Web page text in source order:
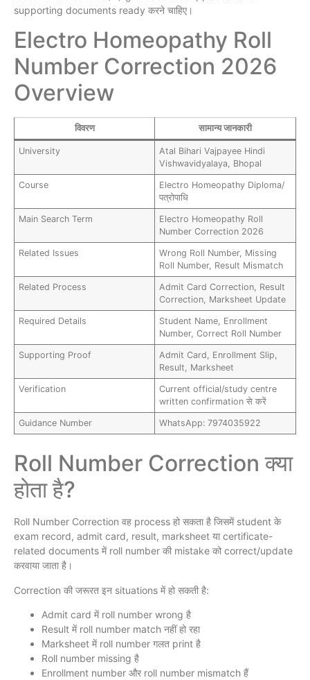
supporting documents ready करने चाहिए।
Electro Homeopathy Roll
Number Correction 2026
Overview
विवरण सामान्य जानकारी
University
Atal Bihari Vajpayee Hindi
Vishwavidyalaya, Bhopal
Course
Electro Homeopathy Diploma/
पत्रोपाधि
Main Search Term
Electro Homeopathy Roll
Number Correction 2026
Related Issues
Wrong Roll Number, Missing
Roll Number, Result Mismatch
Related Process
Admit Card Correction, Result
Correction, Marksheet Update
Required Details
Student Name, Enrollment
Number, Correct Roll Number
Supporting Proof
Admit Card, Enrollment Slip,
Result, Marksheet
Verification
Current official/study centre
written confirmation से करें
Guidance Number WhatsApp: 7974035922
Roll Number Correction क्या
होता है?
Roll Number Correction वह process हो सकता है जिसमें student के
exam record, admit card, result, marksheet या certificate-
related documents में roll number की mistake को correct/update
करवाया जाता है।
Correction की जरूरत इन situations में हो सकती है:
Admit card में roll number wrong है
Result में roll number match नहीं हो रहा
Marksheet में roll number गलत print है
Roll number missing है
Enrollment number और roll number mismatch हैं